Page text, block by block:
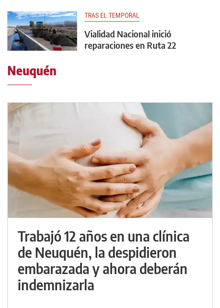
TRAS EL TEMPORAL
Vialidad Nacional inició
reparaciones en Ruta 22
Neuquén
Trabajó 12 años en una clínica
de Neuquén, la despidieron
embarazada y ahora deberán
indemnizarla